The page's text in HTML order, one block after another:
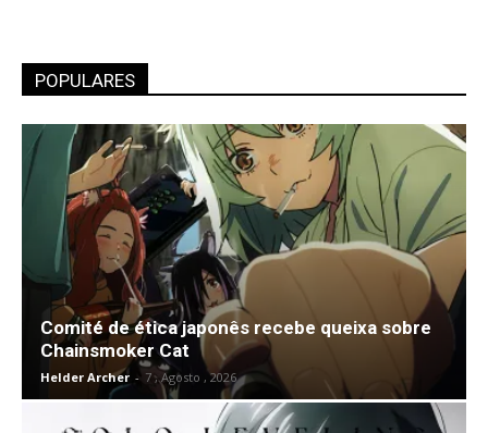
POPULARES
Comité de ética japonês recebe queixa sobre
Chainsmoker Cat
Helder Archer - 7 , Agosto , 2026